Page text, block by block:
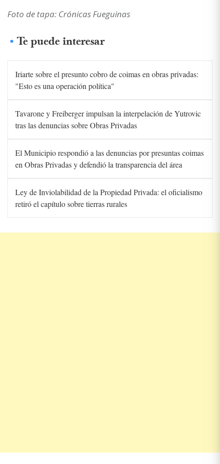
Foto de tapa: Crónicas Fueguinas
Te puede interesar
Iriarte sobre el presunto cobro de coimas en obras privadas:
"Esto es una operación política"
Tavarone y Freiberger impulsan la interpelación de Yutrovic
tras las denuncias sobre Obras Privadas
El Municipio respondió a las denuncias por presuntas coimas
en Obras Privadas y defendió la transparencia del área
Ley de Inviolabilidad de la Propiedad Privada: el oficialismo
retiró el capítulo sobre tierras rurales